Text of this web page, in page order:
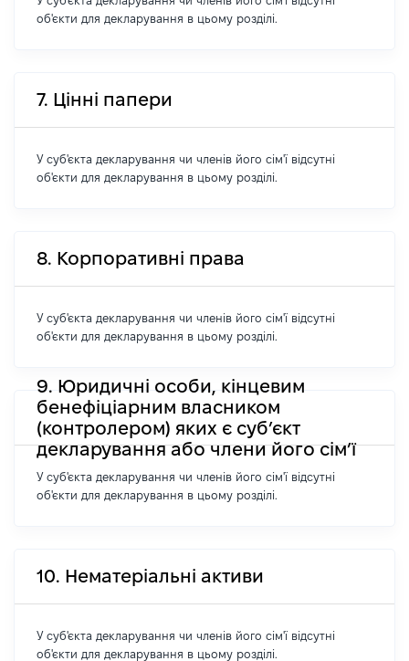
об'єкти для декларування в цьому розділі.
7. Цінні папери
У суб'єкта декларування чи членів його сім'ї відсутні
об'єкти для декларування в цьому розділі.
8. Корпоративні права
У суб'єкта декларування чи членів його сім'ї відсутні
об'єкти для декларування в цьому розділі.
9. Юридичні особи, кінцевим
бенефіціарним власником
(контролером) яких є суб’єкт
декларування або члени його сім’ї
У суб'єкта декларування чи членів його сім'ї відсутні
об'єкти для декларування в цьому розділі.
10. Нематеріальні активи
У суб'єкта декларування чи членів його сім'ї відсутні
об'єкти для декларування в цьому розділі.